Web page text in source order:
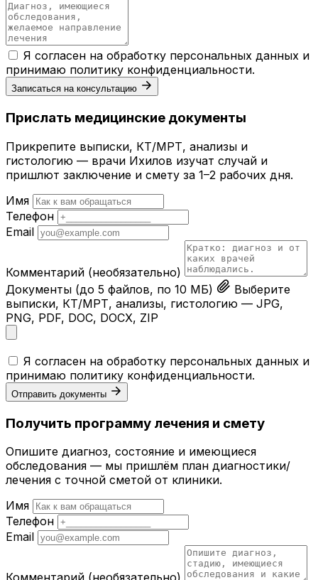
Я согласен на обработку персональных данных и
принимаю политику конфиденциальности.
Записаться на консультацию
Прислать медицинские документы
Прикрепите выписки, КТ/МРТ, анализы и
гистологию — врачи Ихилов изучат случай и
пришлют заключение и смету за 1–2 рабочих дня.
Имя
Телефон
Email
Комментарий (необязательно)
Документы (до 5 файлов, по 10 МБ)
Выберите
выписки, КТ/МРТ, анализы, гистологию — JPG,
PNG, PDF, DOC, DOCX, ZIP
Я согласен на обработку персональных данных и
принимаю политику конфиденциальности.
Отправить документы
Получить программу лечения и смету
Опишите диагноз, состояние и имеющиеся
обследования — мы пришлём план диагностики/
лечения с точной сметой от клиники.
Имя
Телефон
Email